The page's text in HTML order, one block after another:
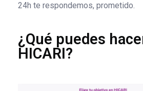
24h te respondemos, prometido.
¿Qué puedes
HICARI?